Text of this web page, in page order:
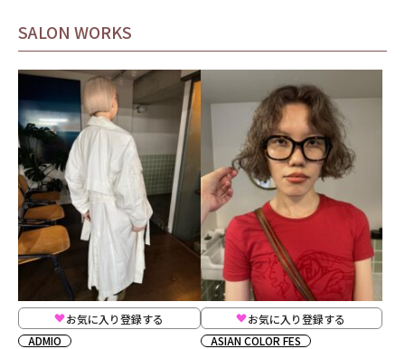
SALON WORKS
お気に入り登録する
ADMIO
お気に入り登録する
ASIAN COLOR FES